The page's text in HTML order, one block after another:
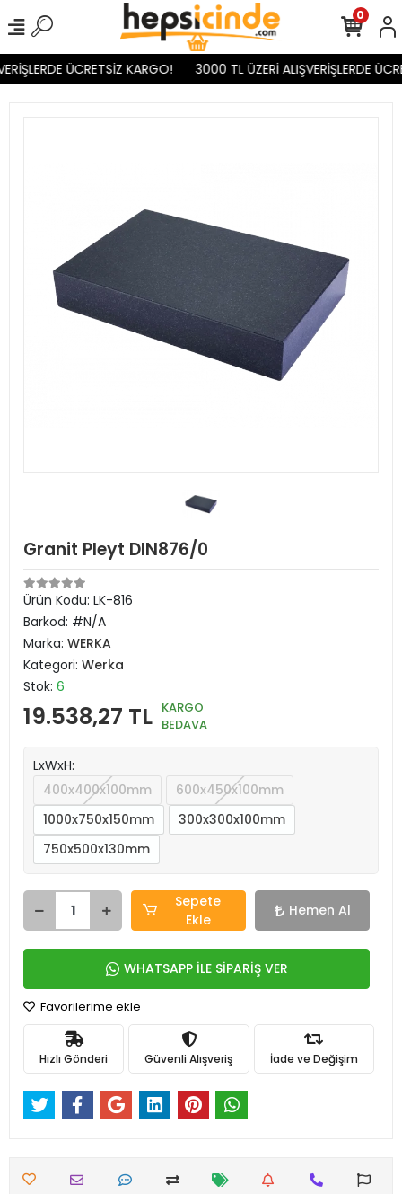
ÜCRETSİZ KARGO! 3000 TL ÜZERİ ALIŞVERİŞLERDE
0
Granit Pleyt DIN876/0
Ürün Kodu: LK-816
Barkod: #N/A
Marka: WERKA
Kategori: Werka
Stok: 6
19.538,27 TL KARGO
BEDAVA
LxWxH:
400x400x100mm
600x450x100mm
1000x750x150mm
300x300x100mm
750x500x130mm
Sepete
Ekle
Hemen Al
WHATSAPP İLE SİPARİŞ VER
Favorilerime ekle
Hızlı Gönderi Güvenli Alışveriş İade ve Değişim